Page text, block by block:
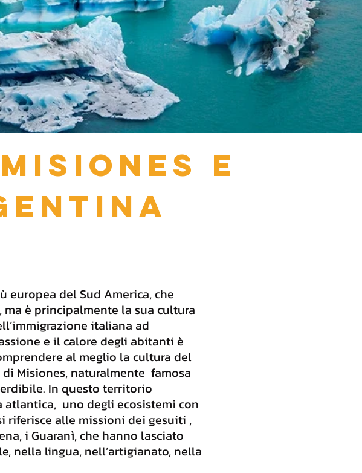
E
europea del Sud America, che
è principalmente la sua cultura
italiana ad
e il calore degli abitanti è
al meglio la cultura del
Misiones, naturalmente famosa
In questo territorio
atlantica, uno degli ecosistemi con
riferisce alle missioni dei gesuiti ,
i Guaranì, che hanno lasciato
nella lingua, nell’artigianato, nella